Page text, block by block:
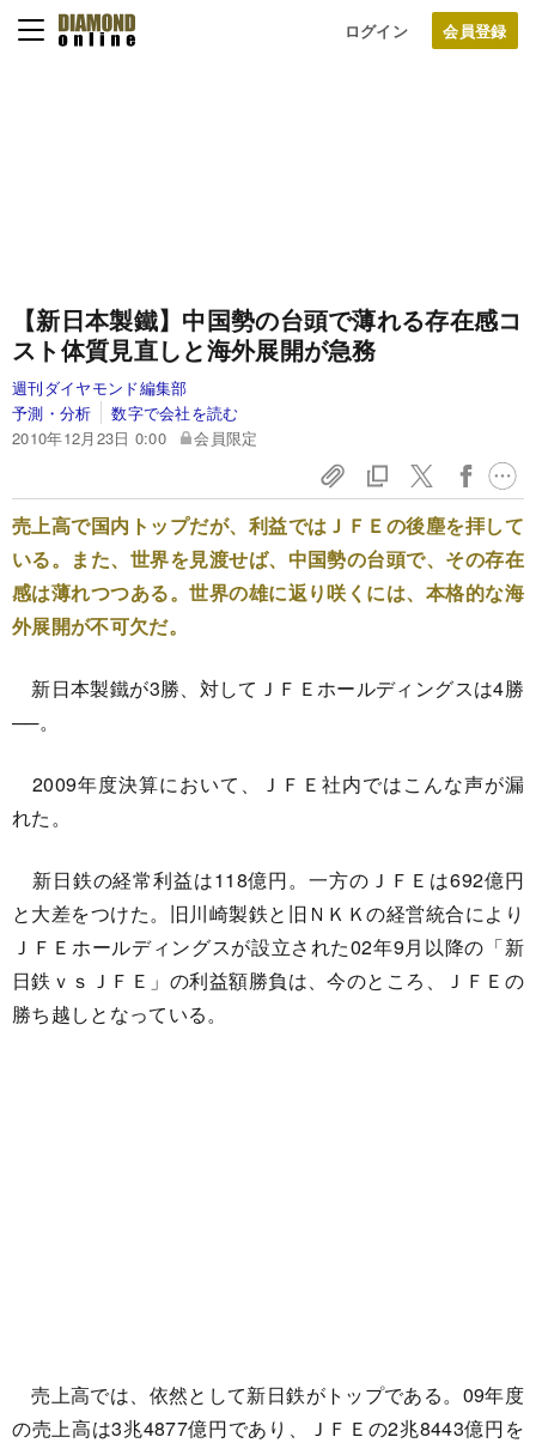
ログイン
【新日本製鐵】 中国勢の台頭で薄れる存在感コ
スト体質見直しと海外展開が急務
週刊ダイヤモンド編集部
予測・分析
数字で会社を読む
2010年12月23日 0:00
会員限定
売上高で国内トップだが、利益ではＪＦＥの後塵を拝して
いる。また、世界を見渡せば、中国勢の台頭で、その存在
感は薄れつつある。世界の雄に返り咲くには、本格的な海
外展開が不可欠だ。
新日本製鐵が3勝、対してＪＦＥホールディングスは4勝
──。
2009年度決算において、ＪＦＥ社内ではこんな声が漏
れた。
新日鉄の経常利益は118億円。一方のＪＦＥは692億円
と大差をつけた。旧川崎製鉄と旧ＮＫＫの経営統合により
ＪＦＥホールディングスが設立された02年9月以降の「新
日鉄ｖｓＪＦＥ」の利益額勝負は、今のところ、ＪＦＥの
勝ち越しとなっている。
売上高では、依然として新日鉄がトップである。09年度
の売上高は3兆4877億円であり、ＪＦＥの2兆8443億円を